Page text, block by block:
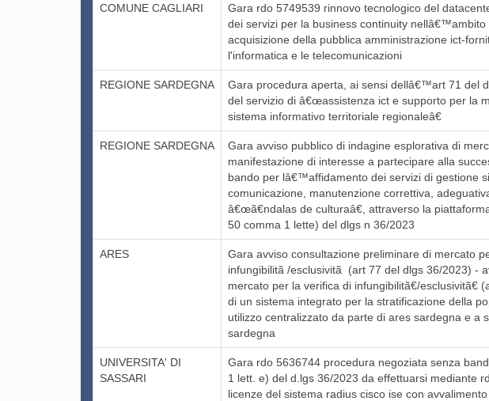
COMUNE CAGLIARI
Gara rdo 5749539 rinnovo tecnologico del
dei servizi per la business continuity
acquisizione della pubblica amministrazione ict-
l'informatica e le telecomunicazioni
REGIONE SARDEGNA
Gara procedura aperta, ai sensi dellâ€™art 71 del
del servizio di â€œassistenza ict e supporto per la
sistema informativo territoriale regionaleâ€
REGIONE SARDEGNA
Gara avviso pubblico di indagine esplorativa di
manifestazione di interesse a partecipare alla
bando per lâ€™affidamento dei servizi di gestione
comunicazione, manutenzione correttiva,
â€œã€ndalas de culturaâ€, attraverso la
50 comma 1 lette) del dlgs n 36/2023
ARES
Gara avviso consultazione preliminare di mercato
infungibilitã /esclusivitã (art 77 del dlgs 36/2023) -
mercato per la verifica di infungibilitã€/esclusivitã€
di un sistema integrato per la stratificazione della
utilizzo centralizzato da parte di ares sardegna e a
sardegna
UNIVERSITA' DI
SASSARI
Gara rdo 5636744 procedura negoziata senza
1 lett. e) del d.lgs 36/2023 da effettuarsi mediante
licenze del sistema radius cisco ise con